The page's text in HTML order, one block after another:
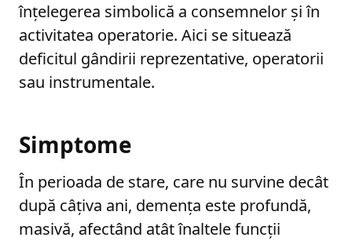
înţelegerea simbolică a consemnelor şi în
activitatea operatorie. Aici se situează
deficitul gândirii reprezentative, operatorii
sau instrumentale.
Simptome
În perioada de stare, care nu survine decât
după câţiva ani, demenţa este profundă,
masivă, afectând atât înaltele funcţii